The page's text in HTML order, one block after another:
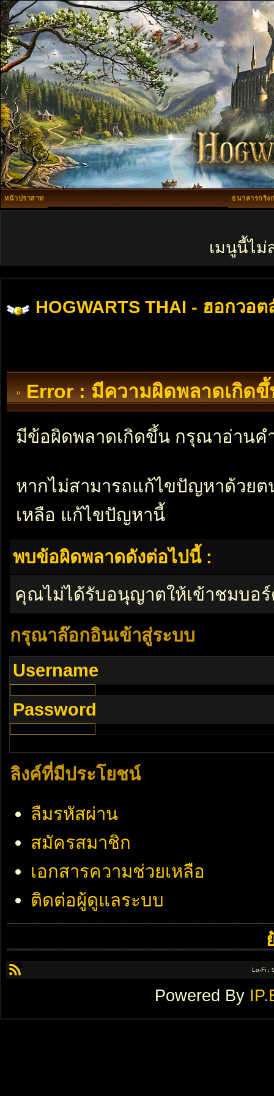
หน้าปราสาท ธนาคารกริง
เมนูนี้ไม่
HOGWARTS THAI - ฮอกวอต
Error : มีความผิดพลาดเกิดขึ้
มีข้อผิดพลาดเกิดขึ้น กรุณาอ่านค
หากไม่สามารถแก้ไขปัญหาด้วย
เหลือ แก้ไขปัญหานี้
พบข้อผิดพลาดดังต่อไปนี้ :
คุณไม่ได้รับอนุญาตให้เข้าชมบอ
กรุณาล๊อกอินเข้าสู่ระบบ
Username
Password
ลิงค์ที่มีประโยชน์
ลืมรหัสผ่าน
สมัครสมาชิก
เอกสารความช่วยเหลือ
ติดต่อผู้ดูแลระบบ
Lo-Fi ;
Powered By